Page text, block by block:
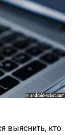
выяснить, кто